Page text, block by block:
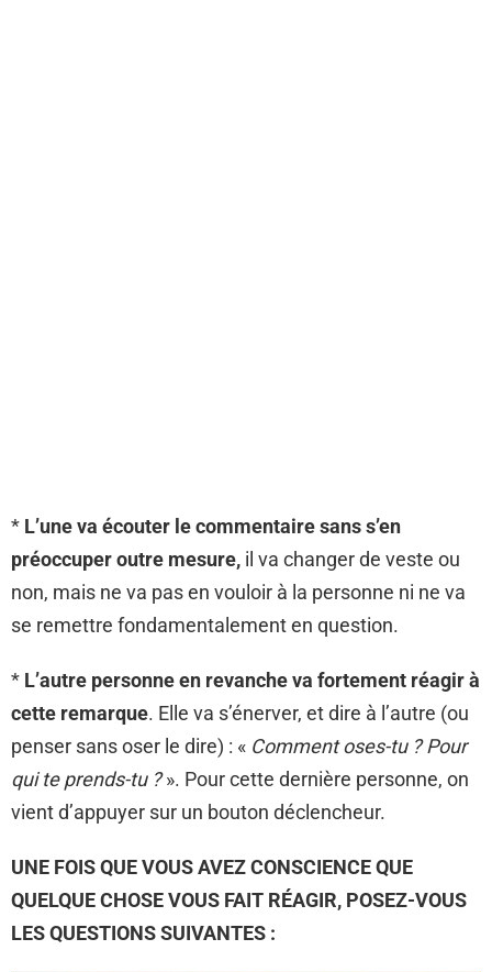
* L’une va écouter le commentaire sans s’en
préoccuper outre mesure, il va changer de veste ou
non, mais ne va pas en vouloir à la personne ni ne va
se remettre fondamentalement en question.
* L’autre personne en revanche va fortement réagir à
cette remarque. Elle va s’énerver, et dire à l’autre (ou
penser sans oser le dire) : « Comment oses-tu ? Pour
qui te prends-tu ?». Pour cette dernière personne, on
vient d’appuyer sur un bouton déclencheur.
UNE FOIS QUE VOUS AVEZ CONSCIENCE QUE
QUELQUE CHOSE VOUS FAIT RÉAGIR, POSEZ-VOUS
LES QUESTIONS SUIVANTES :